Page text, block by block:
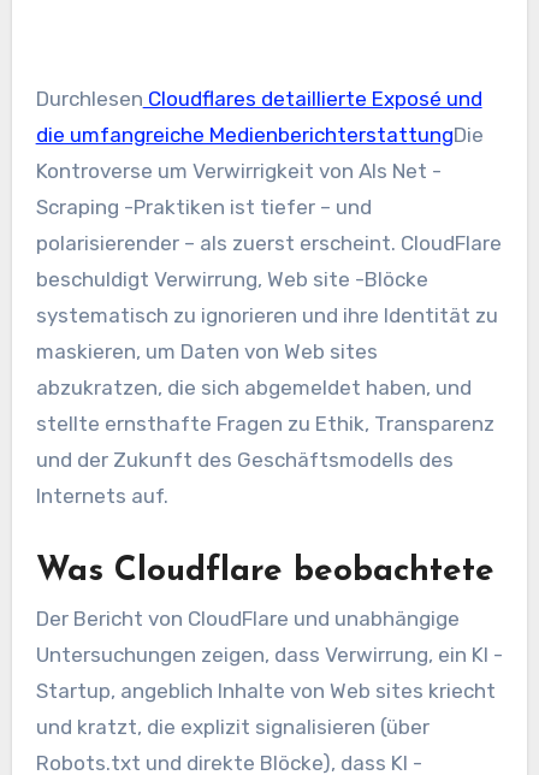
Durchlesen Cloudflares detaillierte Exposé und
die umfangreiche MedienberichterstattungDie
Kontroverse um Verwirrigkeit von AIs Net -
Scraping -Praktiken ist tiefer – und
polarisierender – als zuerst erscheint. CloudFlare
beschuldigt Verwirrung, Web site -Blöcke
systematisch zu ignorieren und ihre Identität zu
maskieren, um Daten von Web sites
abzukratzen, die sich abgemeldet haben, und
stellte ernsthafte Fragen zu Ethik, Transparenz
und der Zukunft des Geschäftsmodells des
Internets auf.
Was Cloudflare beobachtete
Der Bericht von CloudFlare und unabhängige
Untersuchungen zeigen, dass Verwirrung, ein KI -
Startup, angeblich Inhalte von Web sites kriecht
und kratzt, die explizit signalisieren (über
Robots.txt und direkte Blöcke), dass KI -